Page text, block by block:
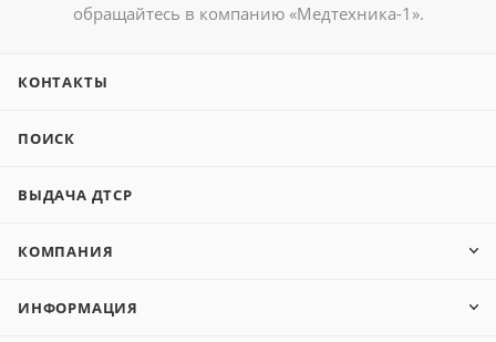
обращайтесь в компанию «Медтехника-1».
КОНТАКТЫ
ПОИСК
ВЫДАЧА ДТСР
КОМПАНИЯ
ИНФОРМАЦИЯ